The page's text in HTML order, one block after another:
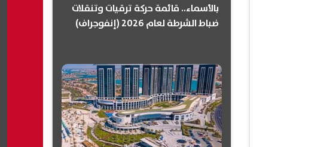
بالأسماء.. قائمة حركة ترقيات وتنقلات
ضباط الشرطة لعام 2026 (إنفوجراف)